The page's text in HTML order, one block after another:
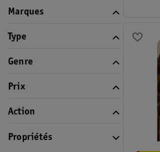
Marques
Type
Genre
Prix
Action
Propriétés